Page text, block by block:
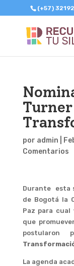
(+57)
por admin
Comentarios
Durante esta
de Bogotá la
Paz para cual
que
La agenda